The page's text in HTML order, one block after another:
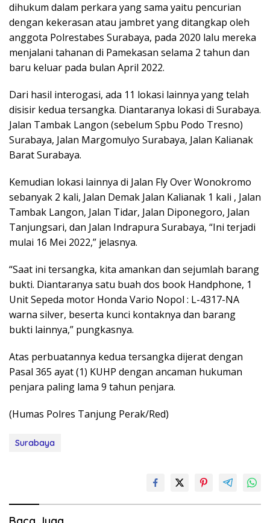
dihukum dalam perkara yang sama yaitu pencurian
dengan kekerasan atau jambret yang ditangkap oleh
anggota Polrestabes Surabaya, pada 2020 lalu mereka
menjalani tahanan di Pamekasan selama 2 tahun dan
baru keluar pada bulan April 2022.
Dari hasil interogasi, ada 11 lokasi lainnya yang telah
disisir kedua tersangka. Diantaranya lokasi di Surabaya.
Jalan Tambak Langon (sebelum Spbu Podo Tresno)
Surabaya, Jalan Margomulyo Surabaya, Jalan Kalianak
Barat Surabaya.
Kemudian lokasi lainnya di Jalan Fly Over Wonokromo
sebanyak 2 kali, Jalan Demak Jalan Kalianak 1 kali , Jalan
Tambak Langon, Jalan Tidar, Jalan Diponegoro, Jalan
Tanjungsari, dan Jalan Indrapura Surabaya, “Ini terjadi
mulai 16 Mei 2022,” jelasnya.
“Saat ini tersangka, kita amankan dan sejumlah barang
bukti. Diantaranya satu buah dos book Handphone, 1
Unit Sepeda motor Honda Vario Nopol : L-4317-NA
warna silver, beserta kunci kontaknya dan barang
bukti lainnya,” pungkasnya.
Atas perbuatannya kedua tersangka dijerat dengan
Pasal 365 ayat (1) KUHP dengan ancaman hukuman
penjara paling lama 9 tahun penjara.
(Humas Polres Tanjung Perak/Red)
Surabaya